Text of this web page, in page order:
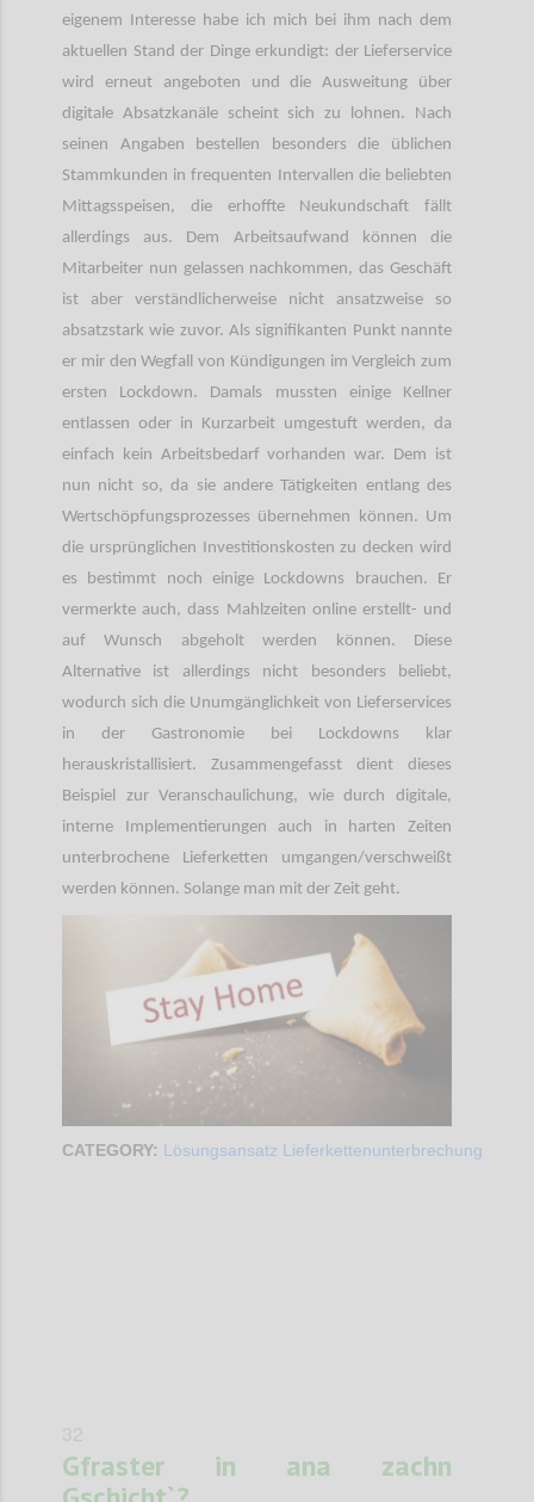
eigenem Interesse habe ich mich bei ihm nach dem
aktuellen Stand der Dinge erkundigt: der Lieferservice
wird erneut angeboten und die Ausweitung über
digitale Absatzkanäle scheint sich zu lohnen. Nach
seinen Angaben bestellen besonders die üblichen
Stammkunden in frequenten Intervallen die beliebten
Mittagsspeisen, die erhoffte Neukundschaft fällt
allerdings aus. Dem Arbeitsaufwand können die
Mitarbeiter nun gelassen nachkommen, das Geschäft
ist aber verständlicherweise nicht ansatzweise so
absatzstark wie zuvor. Als signifikanten Punkt nannte
er mir den Wegfall von Kündigungen im Vergleich zum
ersten Lockdown. Damals mussten einige Kellner
entlassen oder in Kurzarbeit umgestuft werden, da
einfach kein Arbeitsbedarf vorhanden war. Dem ist
nun nicht so, da sie andere Tätigkeiten entlang des
Wertschöpfungsprozesses übernehmen können. Um
die ursprünglichen Investitionskosten zu decken wird
es bestimmt noch einige Lockdowns brauchen. Er
vermerkte auch, dass Mahlzeiten online erstellt- und
auf Wunsch abgeholt werden können. Diese
Alternative ist allerdings nicht besonders beliebt,
wodurch sich die Unumgänglichkeit von Lieferservices
in der Gastronomie bei Lockdowns klar
herauskristallisiert. Zusammengefasst dient dieses
Beispiel zur Veranschaulichung, wie durch digitale,
interne Implementierungen auch in harten Zeiten
unterbrochene Lieferketten umgangen/verschweißt
werden können. Solange man mit der Zeit geht.
CATEGORY: Lösungsansatz Lieferkettenunterbrechung
Gfraster in ana zachn